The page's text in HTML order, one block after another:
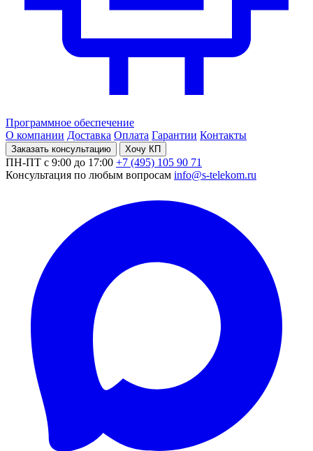
Программное обеспечение
О компании Доставка Оплата Гарантии Контакты
Заказать консультацию Хочу КП
ПН-ПТ с 9:00 до 17:00 +7 (495) 105 90 71
Консультация по любым вопросам info@s-telekom.ru